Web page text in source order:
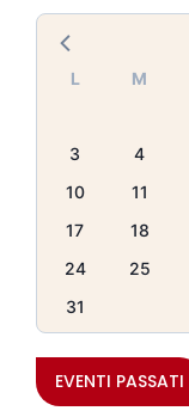
L M
3
4
10
11
17
18
24
25
31
EVENTI PASSATI